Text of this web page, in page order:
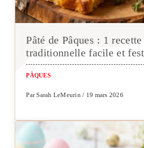
Pâté de Pâques : 1 recette
traditionnelle facile et
PÂQUES
Par Sarah LeMeurin / 19 mars 2026